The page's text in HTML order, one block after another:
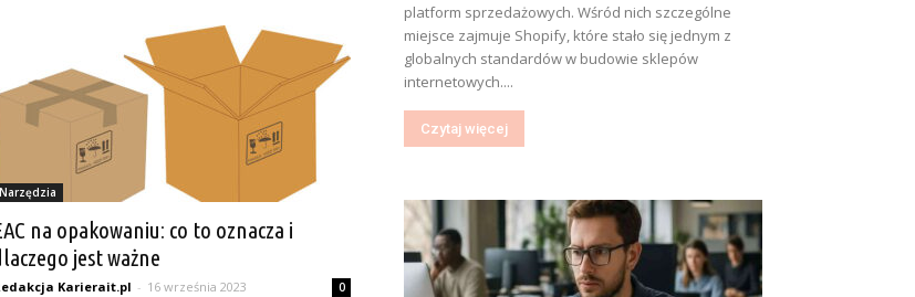
Narzędzia
na opakowaniu: co to oznacza i
jest ważne
Karierait.pl - 16 września 2023 0
platform sprzedażowych. Wśród nich szczególne
miejsce zajmuje Shopify, które stało się jednym z
globalnych standardów w budowie sklepów
internetowych....
Czytaj więcej